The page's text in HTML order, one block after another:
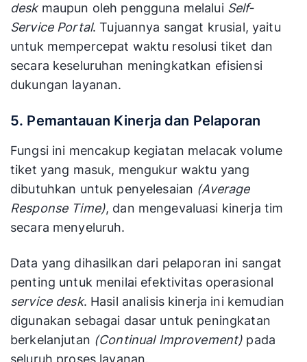
deskmaupun oleh pengguna melalui Self-
Service Portal. Tujuannya sangat krusial, yaitu
untuk mempercepat waktu resolusi tiket dan
secara keseluruhan meningkatkan efisiensi
dukungan layanan.
5. Pemantauan Kinerja dan Pelaporan
Fungsi ini mencakup kegiatan melacak volume
tiket yang masuk, mengukur waktu yang
dibutuhkan untuk penyelesaian (Average
Response Time), dan mengevaluasi kinerja tim
secara menyeluruh.
Data yang dihasilkan dari pelaporan ini sangat
penting untuk menilai efektivitas operasional
service desk. Hasil analisis kinerja ini kemudian
digunakan sebagai dasar untuk peningkatan
berkelanjutan (Continual Improvement) pada
seluruh proses layanan.